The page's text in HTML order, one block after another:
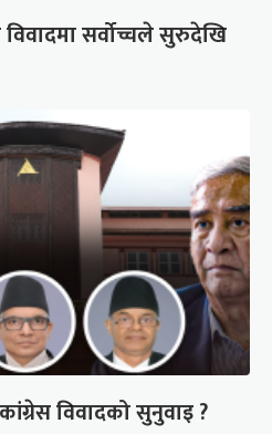
सर्वोच्चले सुरुदेखि
विवादको सुनुवाइ ?